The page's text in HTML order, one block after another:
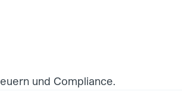
und Compliance.